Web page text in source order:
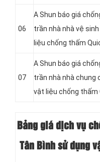
06
A Shun báo giá
trần nhà nhà vệ
liệu chống thấm
07
A Shun báo giá
trần nhà nhà chung
vật liệu chống thấm
Bảng giá dịch vụ
Tân Bình sử dụng